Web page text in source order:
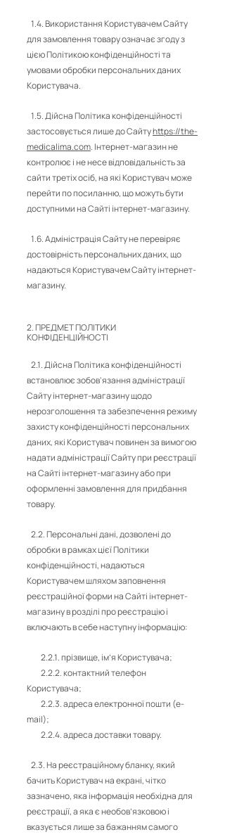
1.4. Використання Користувачем Сайту
для замовлення товару означає згоду з
цією Політикою конфіденційності та
умовами обробки персональних даних
Користувача.
1.5. Дійсна Політика конфіденційності
застосовується лише до Сайтуhttps://the-
medicalima.com. Інтернет-магазин не
контролює і не несе відповідальність за
сайти третіх осіб, на які Користувач може
перейти по посиланню, що можуть бути
доступними на Сайті інтернет-магазину.
1.6. Адміністрація Сайту не перевіряє
достовірність персональних даних, що
надаються Користувачем Сайту інтернет-
магазину.
2. ПРЕДМЕТ ПОЛІТИКИ
КОНФІДЕНЦІЙНОСТІ
2.1. Дійсна Політика конфіденційності
встановлює зобов'язання адміністрації
Сайту інтернет-магазину щодо
нерозголошення та забезпечення режиму
захисту конфіденційності персональних
даних, які Користувач повинен за вимогою
надати адміністрації Сайту при реєстрації
на Сайті інтернет-магазину або при
оформленні замовлення для придбання
товару.
2.2. Персональні дані, дозволені до
обробки в рамках цієї Політики
конфіденційності, надаються
Користувачем шляхом заповнення
реєстраційної форми на Сайті інтернет-
магазину в розділі про реєстрацію і
включають в себе наступну інформацію:
2.2.1. прізвище, ім’я Користувача;
2.2.2. контактний телефон
Користувача;
2.2.3. адреса електронної пошти (e-
mail);
2.2.4. адреса доставки товару.
2.3. На реєстраційному бланку, який
бачить Користувач на екрані, чітко
зазначено, яка інформація необхідна для
реєстрації, а яка є необов’язковою і
вказується лише за бажанням самого